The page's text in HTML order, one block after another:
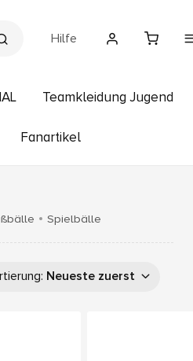
Hilfe
Teamkleidung Jugend
Fanartikel
Spielbälle
: Neueste zuerst